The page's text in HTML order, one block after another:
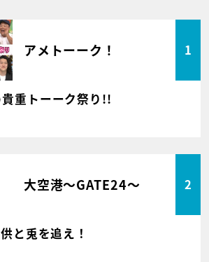
アメトーーク！ 1
重トーーク祭り!!
大空港～GATE24～ 2
と兎を追え！